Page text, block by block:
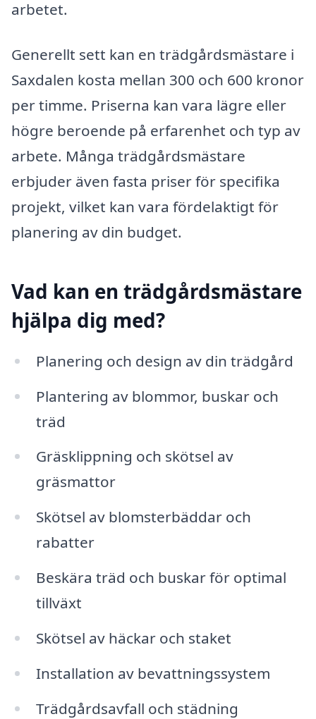
arbetet.
Generellt sett kan en trädgårdsmästare i
Saxdalen kosta mellan 300 och 600 kronor
per timme. Priserna kan vara lägre eller
högre beroende på erfarenhet och typ av
arbete. Många trädgårdsmästare
erbjuder även fasta priser för specifika
projekt, vilket kan vara fördelaktigt för
planering av din budget.
Vad kan en trädgårdsmästare
hjälpa dig med?
Planering och design av din trädgård
Plantering av blommor, buskar och
träd
Gräsklippning och skötsel av
gräsmattor
Skötsel av blomsterbäddar och
rabatter
Beskära träd och buskar för optimal
tillväxt
Skötsel av häckar och staket
Installation av bevattningssystem
Trädgårdsavfall och städning